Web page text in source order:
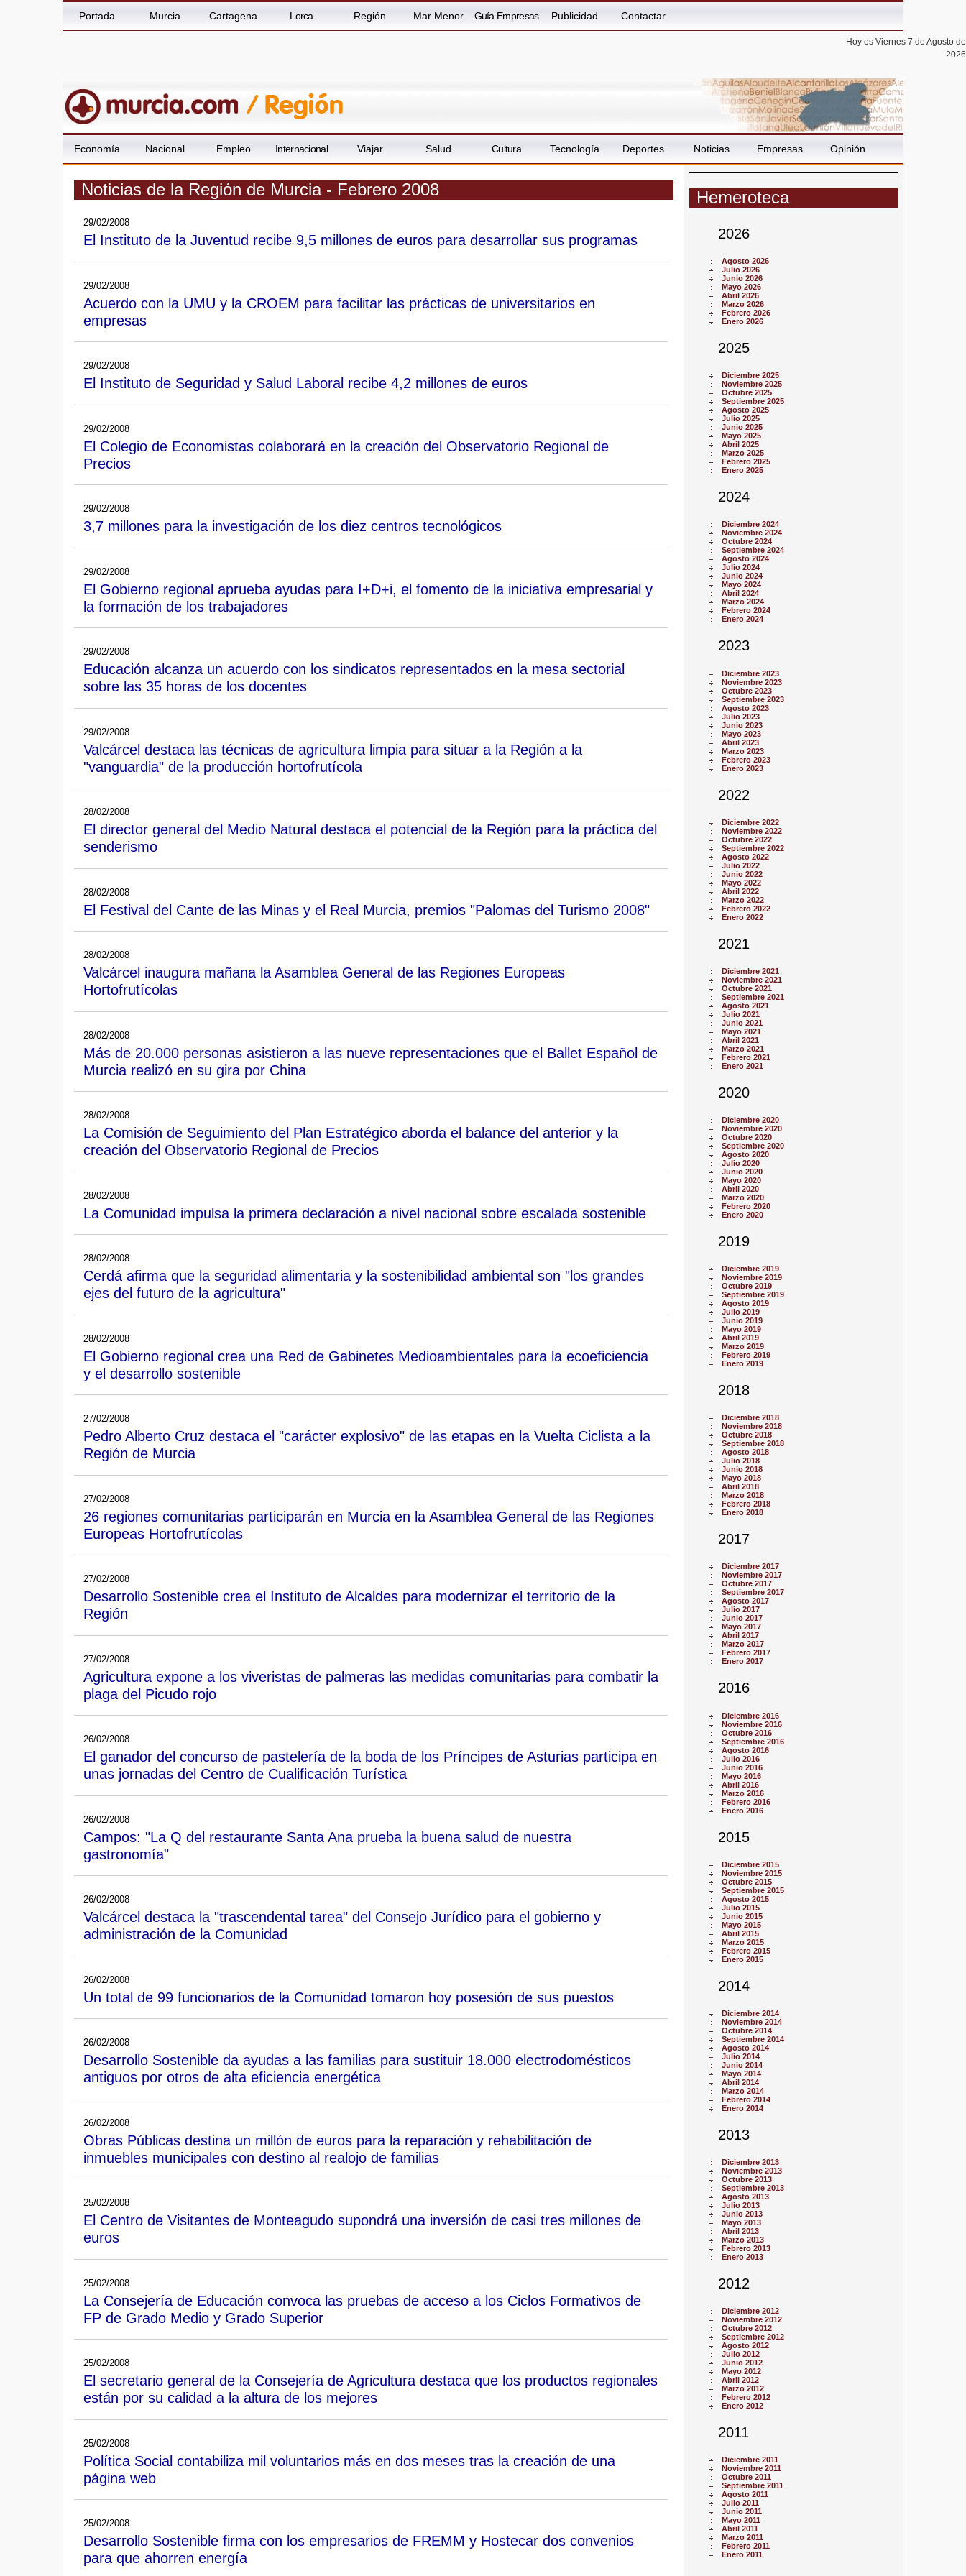
Portada Murcia Cartagena Lorca Región Mar Menor Guía Empresas Publicidad Contactar
Hoy es Viernes 7 de Agosto de
2026
Economía Nacional Empleo Internacional Viajar Salud Cultura Tecnología Deportes Noticias Empresas Opinión
Noticias de la Región de Murcia - Febrero 2008
29/02/2008
El Instituto de la Juventud recibe 9,5 millones de euros para desarrollar sus programas
29/02/2008
Acuerdo con la UMU y la CROEM para facilitar las prácticas de universitarios en
empresas
29/02/2008
El Instituto de Seguridad y Salud Laboral recibe 4,2 millones de euros
29/02/2008
El Colegio de Economistas colaborará en la creación del Observatorio Regional de
Precios
29/02/2008
3,7 millones para la investigación de los diez centros tecnológicos
29/02/2008
El Gobierno regional aprueba ayudas para I+D+i, el fomento de la iniciativa empresarial y
la formación de los trabajadores
29/02/2008
Educación alcanza un acuerdo con los sindicatos representados en la mesa sectorial
sobre las 35 horas de los docentes
29/02/2008
Valcárcel destaca las técnicas de agricultura limpia para situar a la Región a la
"vanguardia" de la producción hortofrutícola
28/02/2008
El director general del Medio Natural destaca el potencial de la Región para la práctica del
senderismo
28/02/2008
El Festival del Cante de las Minas y el Real Murcia, premios "Palomas del Turismo 2008"
28/02/2008
Valcárcel inaugura mañana la Asamblea General de las Regiones Europeas
Hortofrutícolas
28/02/2008
Más de 20.000 personas asistieron a las nueve representaciones que el Ballet Español de
Murcia realizó en su gira por China
28/02/2008
La Comisión de Seguimiento del Plan Estratégico aborda el balance del anterior y la
creación del Observatorio Regional de Precios
28/02/2008
La Comunidad impulsa la primera declaración a nivel nacional sobre escalada sostenible
28/02/2008
Cerdá afirma que la seguridad alimentaria y la sostenibilidad ambiental son "los grandes
ejes del futuro de la agricultura"
28/02/2008
El Gobierno regional crea una Red de Gabinetes Medioambientales para la ecoeficiencia
y el desarrollo sostenible
27/02/2008
Pedro Alberto Cruz destaca el "carácter explosivo" de las etapas en la Vuelta Ciclista a la
Región de Murcia
27/02/2008
26 regiones comunitarias participarán en Murcia en la Asamblea General de las Regiones
Europeas Hortofrutícolas
27/02/2008
Desarrollo Sostenible crea el Instituto de Alcaldes para modernizar el territorio de la
Región
27/02/2008
Agricultura expone a los viveristas de palmeras las medidas comunitarias para combatir la
plaga del Picudo rojo
26/02/2008
El ganador del concurso de pastelería de la boda de los Príncipes de Asturias participa en
unas jornadas del Centro de Cualificación Turística
26/02/2008
Campos: "La Q del restaurante Santa Ana prueba la buena salud de nuestra
gastronomía"
26/02/2008
Valcárcel destaca la "trascendental tarea" del Consejo Jurídico para el gobierno y
administración de la Comunidad
26/02/2008
Un total de 99 funcionarios de la Comunidad tomaron hoy posesión de sus puestos
26/02/2008
Desarrollo Sostenible da ayudas a las familias para sustituir 18.000 electrodomésticos
antiguos por otros de alta eficiencia energética
26/02/2008
Obras Públicas destina un millón de euros para la reparación y rehabilitación de
inmuebles municipales con destino al realojo de familias
25/02/2008
El Centro de Visitantes de Monteagudo supondrá una inversión de casi tres millones de
euros
25/02/2008
La Consejería de Educación convoca las pruebas de acceso a los Ciclos Formativos de
FP de Grado Medio y Grado Superior
25/02/2008
El secretario general de la Consejería de Agricultura destaca que los productos regionales
están por su calidad a la altura de los mejores
25/02/2008
Política Social contabiliza mil voluntarios más en dos meses tras la creación de una
página web
25/02/2008
Desarrollo Sostenible firma con los empresarios de FREMM y Hostecar dos convenios
para que ahorren energía
Hemeroteca
2026
Agosto 2026
Julio 2026
Junio 2026
Mayo 2026
Abril 2026
Marzo 2026
Febrero 2026
Enero 2026
2025
Diciembre 2025
Noviembre 2025
Octubre 2025
Septiembre 2025
Agosto 2025
Julio 2025
Junio 2025
Mayo 2025
Abril 2025
Marzo 2025
Febrero 2025
Enero 2025
2024
Diciembre 2024
Noviembre 2024
Octubre 2024
Septiembre 2024
Agosto 2024
Julio 2024
Junio 2024
Mayo 2024
Abril 2024
Marzo 2024
Febrero 2024
Enero 2024
2023
Diciembre 2023
Noviembre 2023
Octubre 2023
Septiembre 2023
Agosto 2023
Julio 2023
Junio 2023
Mayo 2023
Abril 2023
Marzo 2023
Febrero 2023
Enero 2023
2022
Diciembre 2022
Noviembre 2022
Octubre 2022
Septiembre 2022
Agosto 2022
Julio 2022
Junio 2022
Mayo 2022
Abril 2022
Marzo 2022
Febrero 2022
Enero 2022
2021
Diciembre 2021
Noviembre 2021
Octubre 2021
Septiembre 2021
Agosto 2021
Julio 2021
Junio 2021
Mayo 2021
Abril 2021
Marzo 2021
Febrero 2021
Enero 2021
2020
Diciembre 2020
Noviembre 2020
Octubre 2020
Septiembre 2020
Agosto 2020
Julio 2020
Junio 2020
Mayo 2020
Abril 2020
Marzo 2020
Febrero 2020
Enero 2020
2019
Diciembre 2019
Noviembre 2019
Octubre 2019
Septiembre 2019
Agosto 2019
Julio 2019
Junio 2019
Mayo 2019
Abril 2019
Marzo 2019
Febrero 2019
Enero 2019
2018
Diciembre 2018
Noviembre 2018
Octubre 2018
Septiembre 2018
Agosto 2018
Julio 2018
Junio 2018
Mayo 2018
Abril 2018
Marzo 2018
Febrero 2018
Enero 2018
2017
Diciembre 2017
Noviembre 2017
Octubre 2017
Septiembre 2017
Agosto 2017
Julio 2017
Junio 2017
Mayo 2017
Abril 2017
Marzo 2017
Febrero 2017
Enero 2017
2016
Diciembre 2016
Noviembre 2016
Octubre 2016
Septiembre 2016
Agosto 2016
Julio 2016
Junio 2016
Mayo 2016
Abril 2016
Marzo 2016
Febrero 2016
Enero 2016
2015
Diciembre 2015
Noviembre 2015
Octubre 2015
Septiembre 2015
Agosto 2015
Julio 2015
Junio 2015
Mayo 2015
Abril 2015
Marzo 2015
Febrero 2015
Enero 2015
2014
Diciembre 2014
Noviembre 2014
Octubre 2014
Septiembre 2014
Agosto 2014
Julio 2014
Junio 2014
Mayo 2014
Abril 2014
Marzo 2014
Febrero 2014
Enero 2014
2013
Diciembre 2013
Noviembre 2013
Octubre 2013
Septiembre 2013
Agosto 2013
Julio 2013
Junio 2013
Mayo 2013
Abril 2013
Marzo 2013
Febrero 2013
Enero 2013
2012
Diciembre 2012
Noviembre 2012
Octubre 2012
Septiembre 2012
Agosto 2012
Julio 2012
Junio 2012
Mayo 2012
Abril 2012
Marzo 2012
Febrero 2012
Enero 2012
2011
Diciembre 2011
Noviembre 2011
Octubre 2011
Septiembre 2011
Agosto 2011
Julio 2011
Junio 2011
Mayo 2011
Abril 2011
Marzo 2011
Febrero 2011
Enero 2011